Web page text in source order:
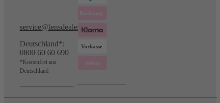
service@lensdealer.com
Deutschland*:
0800 60 60 690
*Kostenfrei aus
Deutschland